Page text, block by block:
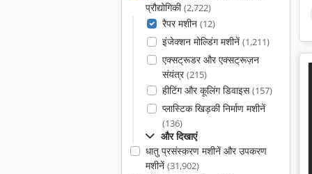
प्रौद्योगिकी(2,722)
रैपर मशीन (12)
इंजेक्शन मोल्डिंग मशीनें (1,211)
एक्सट्रूडर और एक्सट्रूज़न
संयंत्र(215)
हीटिंग और कूलिंग डिवाइस(157)
प्लास्टिक खिड़की निर्माण मशीनें
(136)
और दिखाएं
धातु प्रसंस्करण मशीनें और उपकरण
मशीनें (31,902)